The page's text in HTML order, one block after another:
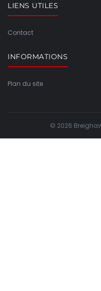
LIENS UTILES
Contact
INFORMATIONS
Plan du site
© 2026